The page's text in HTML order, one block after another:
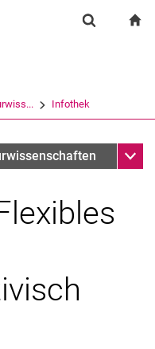
Springe direkt zu: Inhalt
Springe direkt zu: Suche
Springe direkt zu:
externen Link in einem
Infothek